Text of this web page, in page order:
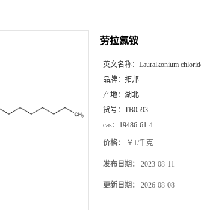
劳拉氯铵
英文名称： Lauralkonium
品牌： 拓邦
产地： 湖北
货号： TB0593
cas： 19486-61-4
价格： ￥1/千克
发布日期： 2023-08-11
更新日期： 2026-08-08